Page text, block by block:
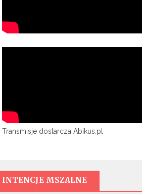
Transmisje dostarcza Abikus.pl
INTENCJE MSZALNE